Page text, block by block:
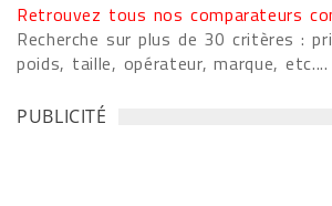
Retrouvez tous nos comparateurs
Recherche sur plus de 30 critères :
poids, taille, opérateur, marque, etc....
PUBLICITÉ